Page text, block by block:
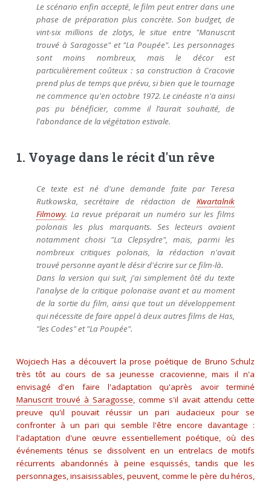
Le scénario enfin accepté, le film peut entrer dans une
phase de préparation plus concrète. Son budget, de
vint-six millions de zlotys, le situe entre "Manuscrit
trouvé à Saragosse" et "La Poupée". Les personnages
sont moins nombreux, mais le décor est
particulièrement coûteux : sa construction à Cracovie
prend plus de temps que prévu, si bien que le tournage
ne commence qu'en octobre 1972. Le cinéaste n'a ainsi
pas pu bénéficier, comme il l’aurait souhaité, de
l'abondance de la végétation estivale.
1. Voyage dans le récit d'un rêve
Ce texte est né d'une demande faite par Teresa
Rutkowska, secrétaire de rédaction deKwartalnik
Filmowy. La revue préparait un numéro sur les films
polonais les plus marquants. Ses lecteurs avaient
notamment choisi "La Clepsydre", mais, parmi les
nombreux critiques polonais, la rédaction n'avait
trouvé personne ayant le désir d'écrire sur ce film-là.
Dans la version qui suit, j'ai simplement ôté du texte
l'analyse de la critique polonaise avant et au moment
de la sortie du film, ainsi que tout un développement
qui nécessite de faire appel à deux autres films de Has,
"les Codes" et "La Poupée".
Wojciech Has a découvert la prose poétique de Bruno Schulz
très tôt au cours de sa jeunesse cracovienne, mais il n'a
envisagé d'en faire l'adaptation qu'après avoir terminé
Manuscrit trouvé à Saragosse, comme s'il avait attendu cette
preuve qu'il pouvait réussir un pari audacieux pour se
confronter à un pari qui semble l'être encore davantage :
l'adaptation d'une œuvre essentiellement poétique, où des
événements ténus se dissolvent en un entrelacs de motifs
récurrents abandonnés à peine esquissés, tandis que les
personnages, insaisissables, peuvent, comme le père du héros,